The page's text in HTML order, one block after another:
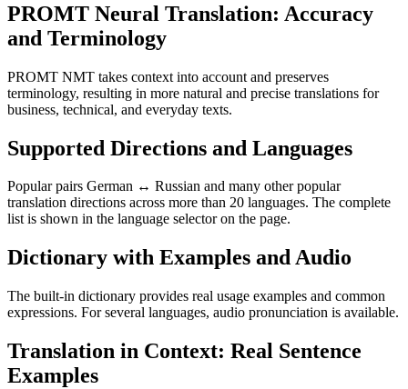
PROMT Neural Translation: Accuracy
and Terminology
PROMT NMT takes context into account and preserves
terminology, resulting in more natural and precise translations for
business, technical, and everyday texts.
Supported Directions and Languages
Popular pairs German ↔ Russian and many other popular
translation directions across more than 20 languages. The complete
list is shown in the language selector on the page.
Dictionary with Examples and Audio
The built-in dictionary provides real usage examples and common
expressions. For several languages, audio pronunciation is available.
Translation in Context: Real Sentence
Examples